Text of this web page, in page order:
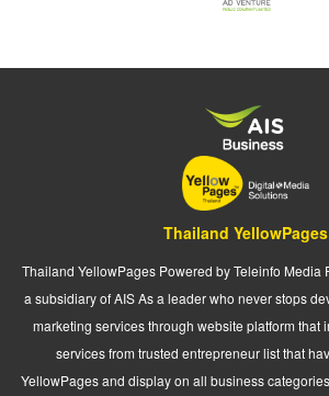
Thailand YellowPages
Thailand YellowPages Powered by Teleinfo Media
a subsidiary of AIS As a leader who never stops
marketing services through website platform that
services from trusted entrepreneur list that
YellowPages and display on all business